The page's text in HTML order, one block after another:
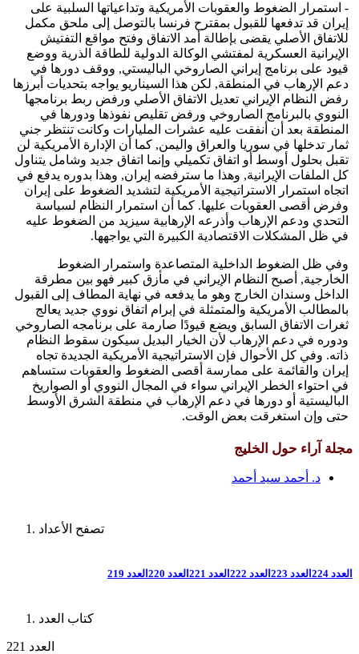
- استمرار الضغوط والعقوبات الأمريكية وتداعياتها السلبية على
إيران قد تدفعها للقبول بمقترح فرنسا بالتوصل إلى ملحق مكمل
للاتفاق الأصلي يقضى بإطالة أمد الاتفاق وفتح مواقع التفتيش
الإيرانية العسكرية لمفتشي الوكالة الدولية للطاقة الذرية ووضع
قيود على برنامج إيراني الصاروخي الباليستي, ووقف دورها في
دعم الإرهاب في المنطقة, لكن هذا السيناريو يواجه بتحديات أبرزها
رفض النظام الإيراني تعديل الاتفاق الأصلي ورفض ربط برنامجها
النووي بالبرنامج الصاروخي ورفض تقليص نفوذها ودورها في
المنطقة بعد أن أنفقت عليه عشرات المليارات وكانت تنتظر جني
ثمار تدخلها في سوريا والعراق واليمن, كما أن الإدارة الأمريكية لن
تقبل بحلول أوسط أو اتفاق تكميلي وإنما اتفاق جديد وشامل يتناول
كل الملفات الإيرانية, وهذا ما سترفضه إيران, وهذا بدوره يدفع في
اتجاه استمرار الاستراتيجية الأمريكية لتشديد الضغوط على إيران
وفرض أقصى العقوبات عليها. كما أن استمرار النظام لسياسة
التحدي ودعم الإرهاب وأذرعه الإرهابية سيزيد من الضغوط عليه
في ظل المشكلات الاقتصادية الكبيرة التي يواجهها.
وفي ظل الضغوط الداخلية المتصاعدة واستمرار الضغوط
الخارجية, أصبح النظام الإيراني في مأزق كبير فهو بين مطرقة
الداخل وسندان الخارج وهو ما يدفعه في نهاية المطاف إلى القبول
بالمطالب الأمريكية والمتمثلة في إبرام اتفاق نووي جديد يعالج
ثغرات الاتفاق السابق ويضع قيودًا صارمة على برنامجه الصاروخي
ودوره في دعم الإرهاب لأن الخيار البديل سيكون سقوط النظام
ذاته. وفي كل الأحوال فإن الاستراتيجية الأمريكية الجديدة تجاه
إيران والقائمة على ممارسة أقصى الضغوط والعقوبات ستساهم
في احتواء الخطر الإيراني سواء في المجال النووي أو الصواريخ
الباليستية أو دورها في دعم الإرهاب في منطقة الشرق الأوسط
حتى وإن استغرقت بعض الوقت.
مجلة آراء حول الخليج
د. أحمد سيد أحمد
تصفح الأعداد
العدد 224 العدد 223 العدد 222 العدد 221 العدد 220 العدد 219
كتاب العدد
العدد 221